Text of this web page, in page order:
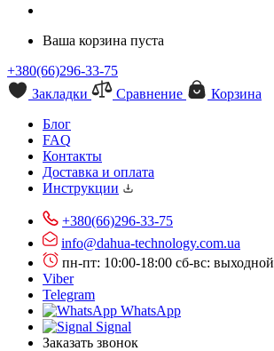
Ваша корзина пуста
+380(66)296-33-75
Закладки
Сравнение
Корзина
Блог
FAQ
Контакты
Доставка и оплата
Инструкции
+380(66)296-33-75
info@dahua-technology.com.ua
пн-пт: 10:00-18:00 сб-вс: выходной
Viber
Telegram
WhatsApp
Signal
Заказать звонок